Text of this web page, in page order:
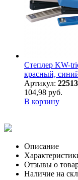
Степлер KW-
красный,
Артикул:
104,98 руб.
В корзину
Описание
Отзывы о
Наличие на